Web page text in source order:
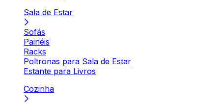
Sala de Estar
Sofás
Painéis
Racks
Poltronas para Sala de Estar
Estante para Livros
Cozinha